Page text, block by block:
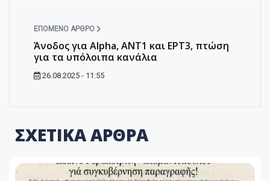
ΕΠΌΜΕΝΟ ΆΡΘΡΟ
Άνοδος για Alpha, ΑΝΤ1 και ΕΡΤ3, πτώση
για τα υπόλοιπα κανάλια
26.08.2025 - 11:55
ΣΧΕΤΙΚΑ ΑΡΘΡΑ